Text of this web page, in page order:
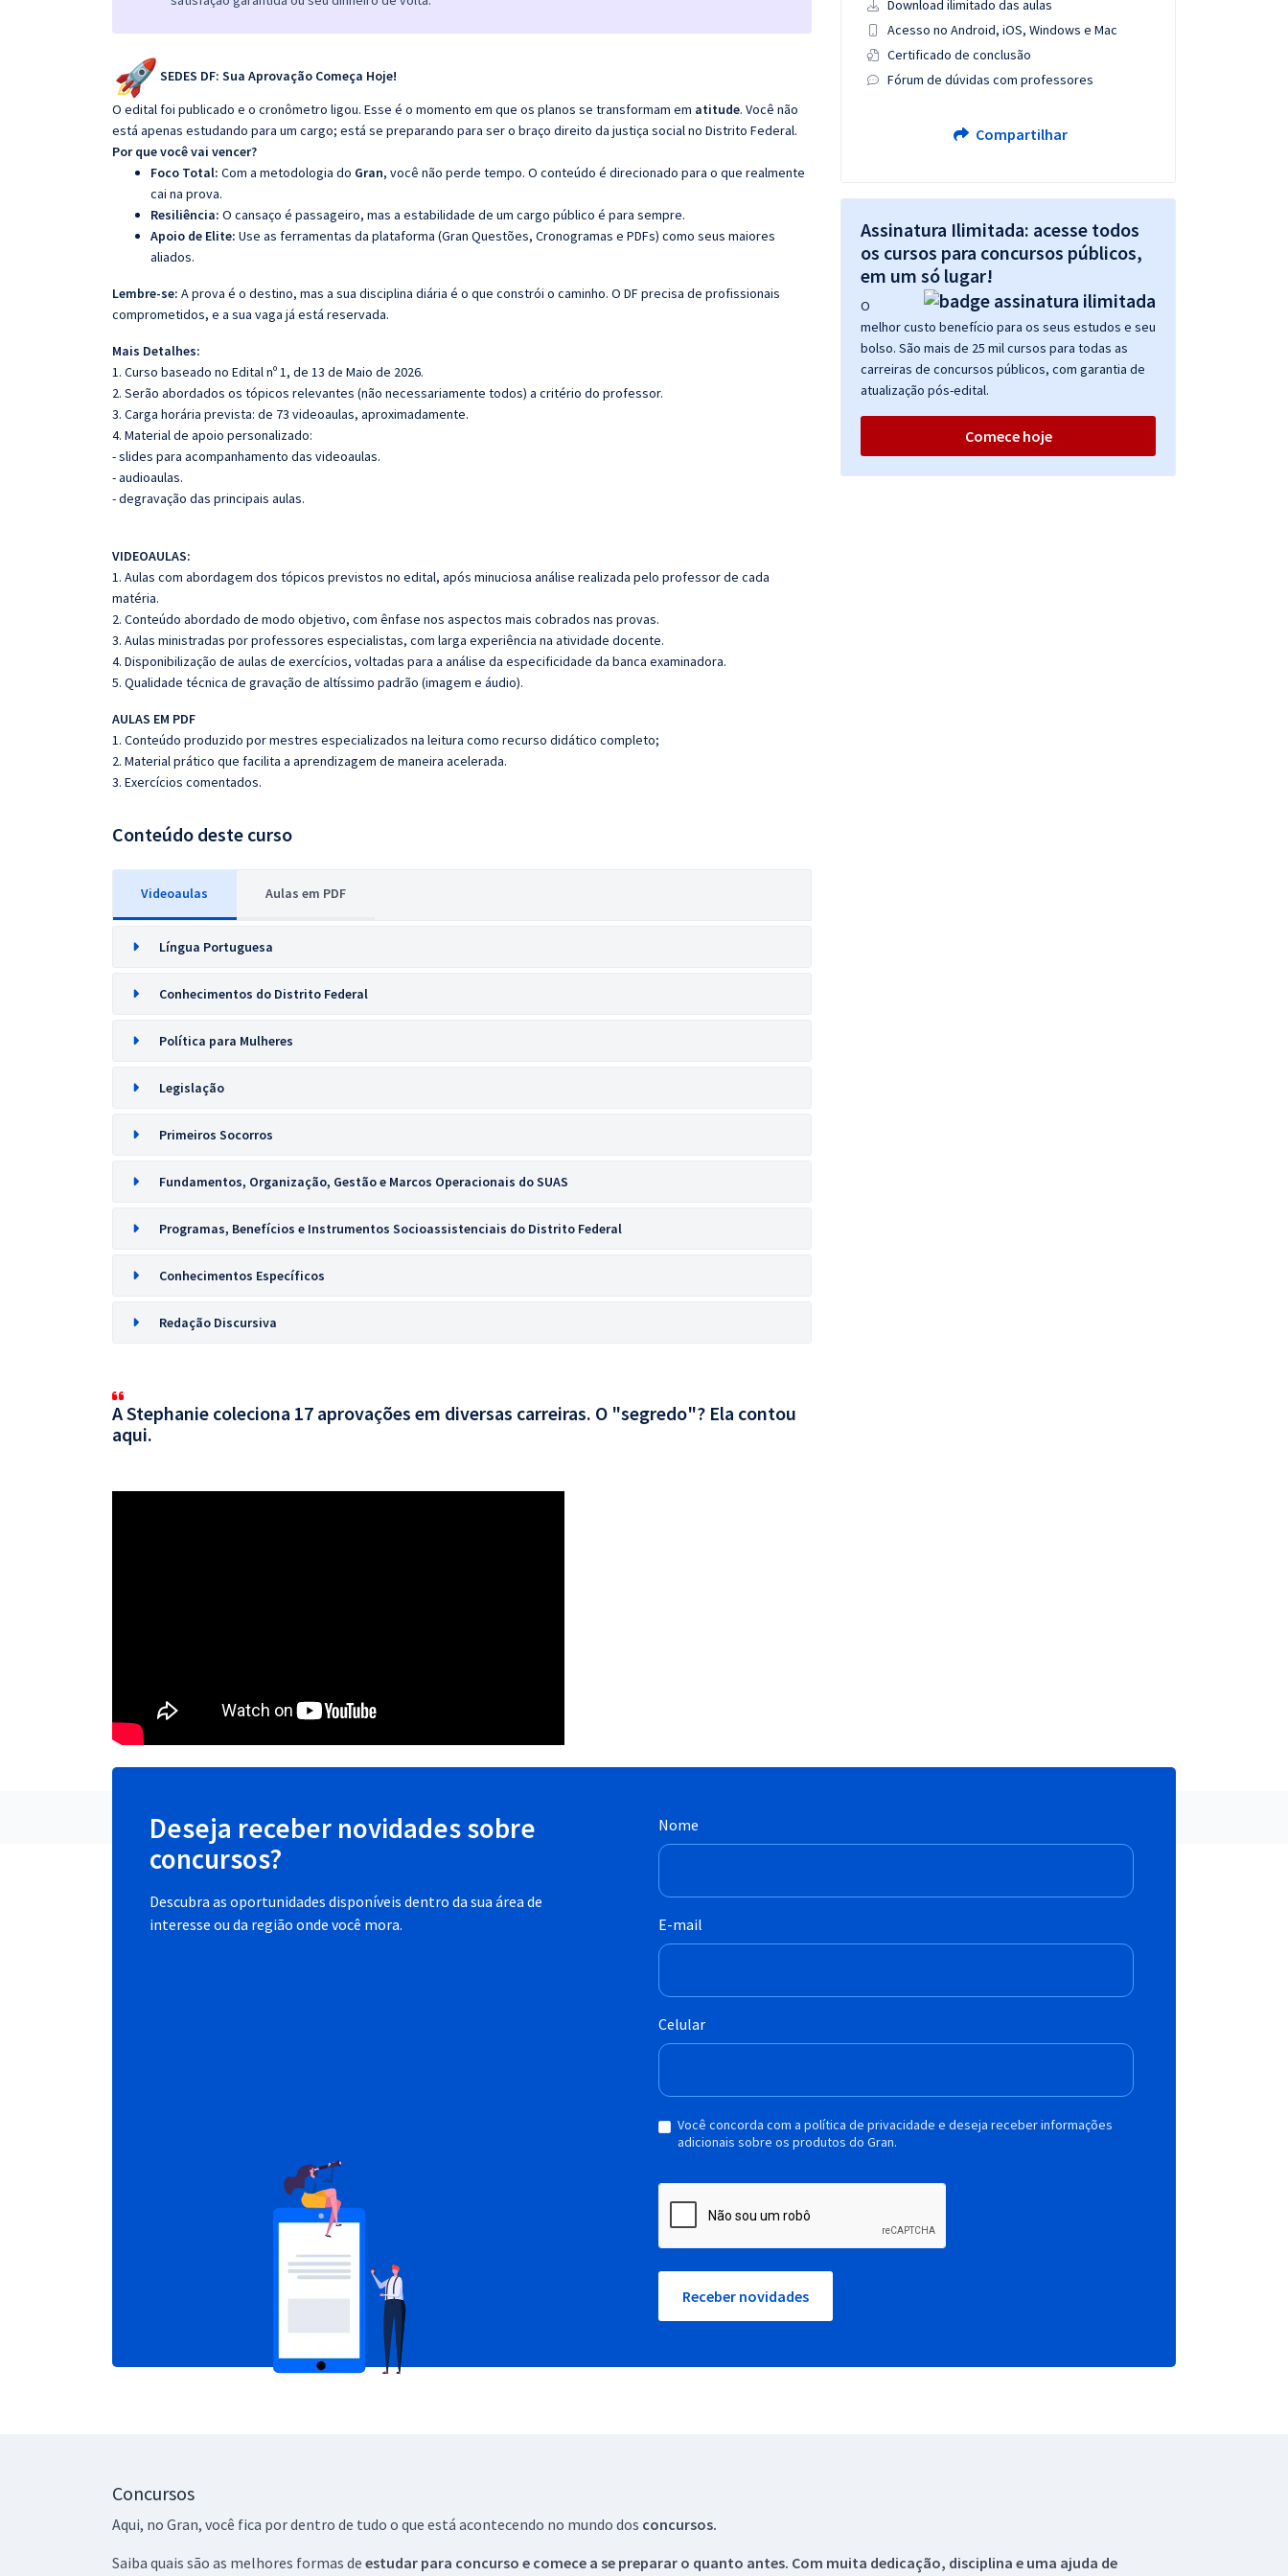
SEDES DF: Sua Aprovação Começa Hoje!
O edital foi publicado e o cronômetro ligou. Esse é o momento em que os planos se transformam em atitude. Você não
está apenas estudando para um cargo; está se preparando para ser o braço direito da justiça social no Distrito Federal.
Por que você vai vencer?
Foco Total: Com a metodologia do Gran, você não perde tempo. O conteúdo é direcionado para o que realmente
cai na prova.
Resiliência: O cansaço é passageiro, mas a estabilidade de um cargo público é para sempre.
Apoio de Elite: Use as ferramentas da plataforma (Gran Questões, Cronogramas e PDFs) como seus maiores
aliados.
Lembre-se: A prova é o destino, mas a sua disciplina diária é o que constrói o caminho. O DF precisa de profissionais
comprometidos, e a sua vaga já está reservada.
Mais Detalhes:
1. Curso baseado no Edital nº 1, de 13 de Maio de 2026.
2. Serão abordados os tópicos relevantes (não necessariamente todos) a critério do professor.
3. Carga horária prevista: de 73 videoaulas, aproximadamente.
4. Material de apoio personalizado:
- slides para acompanhamento das videoaulas.
- audioaulas.
- degravação das principais aulas.
VIDEOAULAS:
1. Aulas com abordagem dos tópicos previstos no edital, após minuciosa análise realizada pelo professor de cada
matéria.
2. Conteúdo abordado de modo objetivo, com ênfase nos aspectos mais cobrados nas provas.
3. Aulas ministradas por professores especialistas, com larga experiência na atividade docente.
4. Disponibilização de aulas de exercícios, voltadas para a análise da especificidade da banca examinadora.
5. Qualidade técnica de gravação de altíssimo padrão (imagem e áudio).
AULAS EM PDF
1. Conteúdo produzido por mestres especializados na leitura como recurso didático completo;
2. Material prático que facilita a aprendizagem de maneira acelerada.
3. Exercícios comentados.
Conteúdo deste curso
Videoaulas Aulas em PDF
Língua Portuguesa
Conhecimentos do Distrito Federal
Política para Mulheres
Legislação
Primeiros Socorros
Fundamentos, Organização, Gestão e Marcos Operacionais do SUAS
Programas, Benefícios e Instrumentos Socioassistenciais do Distrito Federal
Conhecimentos Específicos
Redação Discursiva
A Stephanie coleciona 17 aprovações em diversas carreiras. O "segredo"? Ela contou
aqui.
Download ilimitado das aulas
Acesso no Android, iOS, Windows e Mac
Certificado de conclusão
Fórum de dúvidas com professores
Compartilhar
Assinatura Ilimitada: acesse todos
os cursos para concursos públicos,
em um só lugar!
O
melhor custo benefício para os seus estudos e seu
bolso. São mais de 25 mil cursos para todas as
carreiras de concursos públicos, com garantia de
atualização pós-edital.
Comece hoje
Deseja receber novidades sobre
concursos?
Descubra as oportunidades disponíveis dentro da sua área de
interesse ou da região onde você mora.
Nome
E-mail
Celular
Você concorda com a política de privacidade e deseja receber informações
adicionais sobre os produtos do Gran.
Receber novidades
Concursos
Aqui, no Gran, você fica por dentro de tudo o que está acontecendo no mundo dos concursos.
Saiba quais são as melhores formas de estudar para concurso e comece a se preparar o quanto antes. Com muita dedicação, disciplina e uma ajuda de